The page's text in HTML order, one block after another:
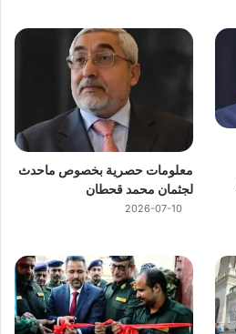
معلومات حصرية بخصوص ماحدث
لجثمان محمد قحطان
2026-07-10